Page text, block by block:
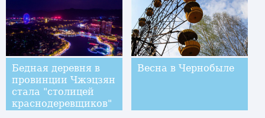
Бедная деревня в
провинции Чжэцзян
стала "столицей
краснодеревщиков"
Весна в Чернобыле